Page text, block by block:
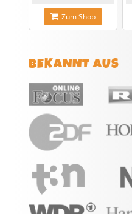
Zum Shop
BEKANNT AUS